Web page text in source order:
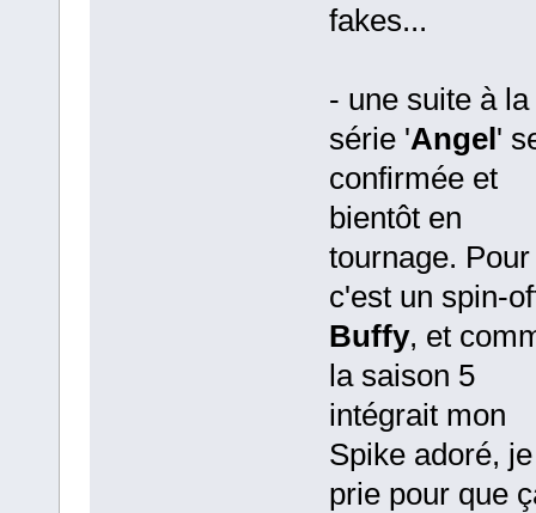
fakes...
- une suite à la
série 'Angel '
confirmée et
bientôt en
tournage.
c'est un spin-
Buffy, et
la saison 5
intégrait mon
Spike adoré, je
prie pour que